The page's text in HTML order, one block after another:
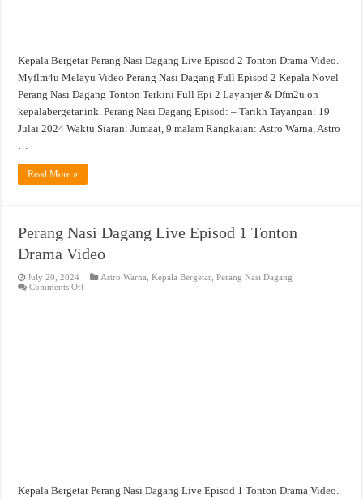
Kepala Bergetar Perang Nasi Dagang Live Episod 2 Tonton Drama Video.
Myflm4u Melayu Video Perang Nasi Dagang Full Episod 2 Kepala Novel
Perang Nasi Dagang Tonton Terkini Full Epi 2 Layanjer & Dfm2u on
kepalabergetar.ink. Perang Nasi Dagang Episod: – Tarikh Tayangan: 19
Julai 2024 Waktu Siaran: Jumaat, 9 malam Rangkaian: Astro Warna, Astro
Read More »
Perang Nasi Dagang Live Episod 1 Tonton
Drama Video
July 20, 2024 Astro Warna ,Kepala Bergetar ,Perang Nasi Dagang
Comments Offon
Kepala Bergetar Perang Nasi Dagang Live Episod 1 Tonton Drama Video.